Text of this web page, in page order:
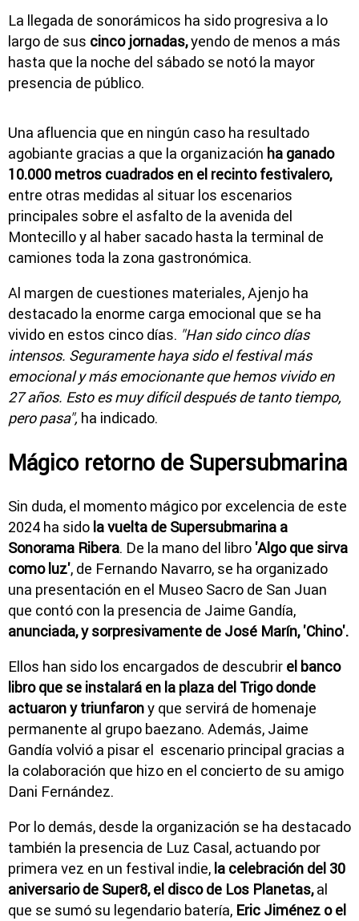
La llegada de sonorámicos ha sido progresiva a lo
largo de sus cinco jornadas,yendo de menos a más
hasta que la noche del sábado se notó la mayor
presencia de público.
Una afluencia que en ningún caso ha resultado
agobiante gracias a que la organización ha ganado
10.000 metros cuadrados en el recinto festivalero,
entre otras medidas al situar los escenarios
principales sobre el asfalto de la avenida del
Montecillo y al haber sacado hasta la terminal de
camiones toda la zona gastronómica.
Al margen de cuestiones materiales, Ajenjo ha
destacado la enorme carga emocional que se ha
vivido en estos cinco días. "Han sido cinco días
intensos. Seguramente haya sido el festival más
emocional y más emocionante que hemos vivido en
27 años. Esto es muy difícil después de tanto tiempo,
pero pasa", ha indicado.
Mágico retorno de Supersubmarina
Sin duda, el momento mágico por excelencia de este
2024 ha sido la vuelta de Supersubmarina a
Sonorama Ribera. De la mano del libro 'Algo que sirva
como luz', de Fernando Navarro, se ha organizado
una presentación en el Museo Sacro de San Juan
que contó con la presencia de Jaime Gandía,
anunciada, y sorpresivamente de José Marín, 'Chino'.
Ellos han sido los encargados de descubrir el banco
libro que se instalará en la plaza del Trigo donde
actuaron y triunfarony que servirá de homenaje
permanente al grupo baezano. Además, Jaime
Gandía volvió a pisar el escenario principal gracias a
la colaboración que hizo en el concierto de su amigo
Dani Fernández.
Por lo demás, desde la organización se ha destacado
también la presencia de Luz Casal, actuando por
primera vez en un festival indie, la celebración del 30
aniversario de Super8, el disco de Los Planetas,al
que se sumó su legendario batería, Eric Jiménez o el